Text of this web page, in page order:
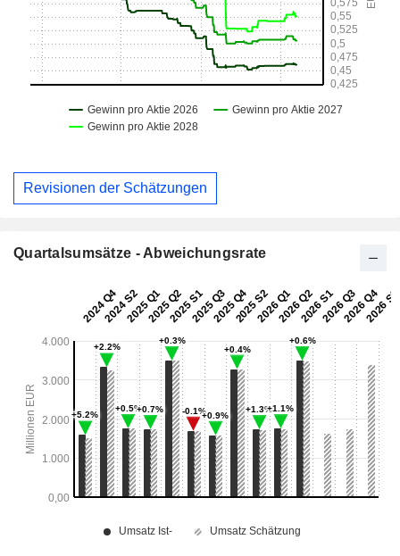
Revisionen der Schätzungen
Quartalsumsätze - Abweichungsrate